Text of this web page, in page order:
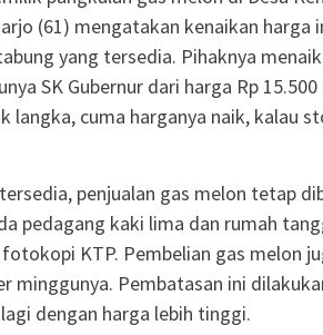
(61) mengatakan kenaikan harga
yang tersedia. Pihaknya
SK Gubernur dari harga Rp
langka, cuma harganya naik, kalau
penjualan gas melon tetap
pedagang kaki lima dan rumah
KTP. Pembelian gas melon
minggunya. Pembatasan ini
dengan harga lebih tinggi.